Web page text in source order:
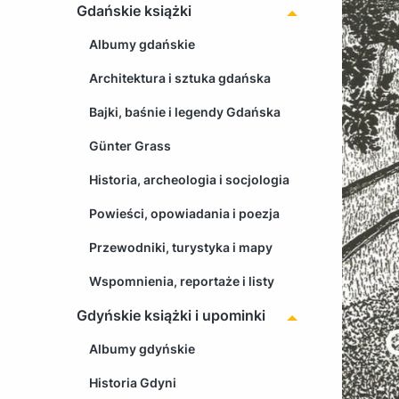
Gdańskie książki
Albumy gdańskie
Architektura i sztuka gdańska
Bajki, baśnie i legendy Gdańska
Günter Grass
Historia, archeologia i socjologia
Powieści, opowiadania i poezja
Przewodniki, turystyka i mapy
Wspomnienia, reportaże i listy
Gdyńskie książki i upominki
Albumy gdyńskie
Historia Gdyni